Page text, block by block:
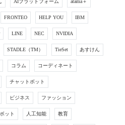
AIプラットフォーム atama＋
FRONTEO HELP YOU IBM
LINE NEC NVIDIA
STADLE（TM） TieSet あすけん
コラム コーディネート
チャットボット
ビジネス ファッション
ット 人工知能 教育